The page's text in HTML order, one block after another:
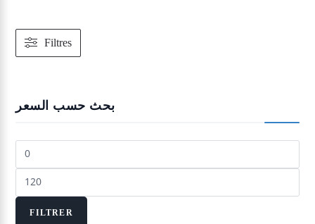
Filtres
بحث حسب السعر
Prix
min
Prix
max
FILTRER